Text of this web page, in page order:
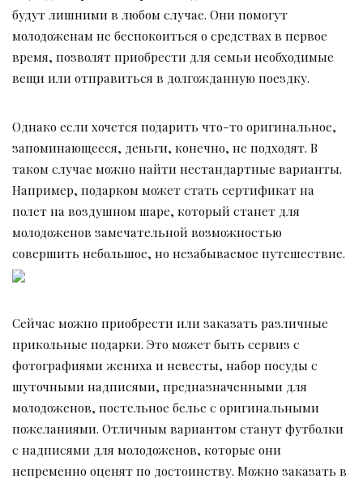
будут лишними в любом случае. Они помогут
молодоженам не беспокоиться о средствах в первое
время, позволят приобрести для семьи необходимые
вещи или отправиться в долгожданную поездку.
Однако если хочется подарить что-то оригинальное,
запоминающееся, деньги, конечно, не подходят. В
таком случае можно найти нестандартные варианты.
Например, подарком может стать сертификат на
полет на воздушном шаре, который станет для
молодоженов замечательной возможностью
совершить небольшое, но незабываемое путешествие.
Сейчас можно приобрести или заказать различные
прикольные подарки. Это может быть сервиз с
фотографиями жениха и невесты, набор посуды с
шуточными надписями, предназначенными для
молодоженов, постельное белье с оригинальными
пожеланиями. Отличным вариантом станут футболки
с надписями для молодоженов, которые они
непременно оценят по достоинству. Можно заказать в